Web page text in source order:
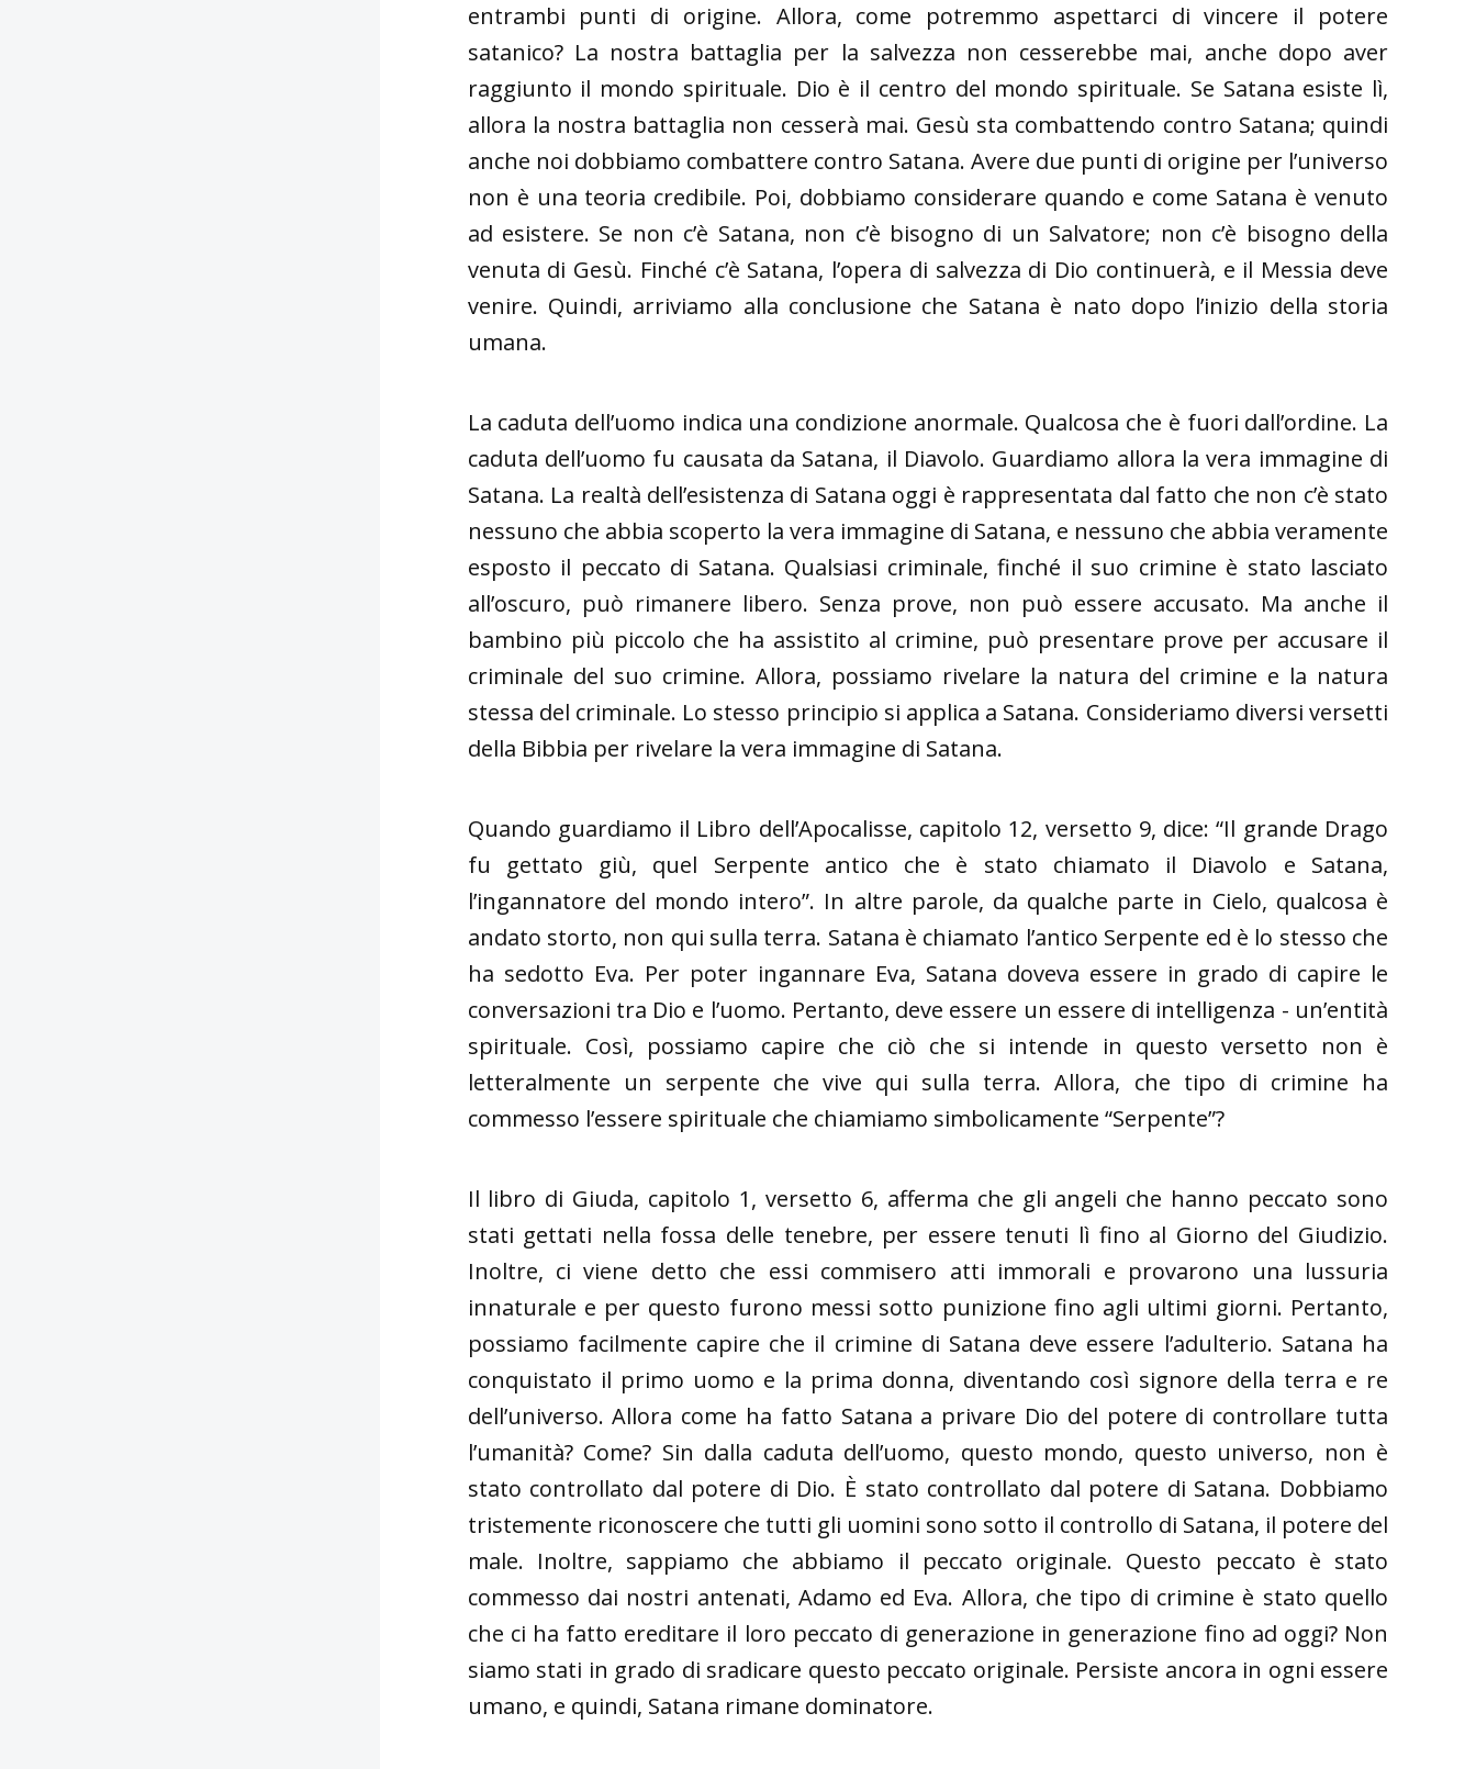
entrambi punti di origine. Allora, come potremmo aspettarci di vincere il potere
satanico? La nostra battaglia per la salvezza non cesserebbe mai, anche dopo aver
raggiunto il mondo spirituale. Dio è il centro del mondo spirituale. Se Satana esiste lì,
allora la nostra battaglia non cesserà mai. Gesù sta combattendo contro Satana; quindi
anche noi dobbiamo combattere contro Satana. Avere due punti di origine per l’universo
non è una teoria credibile. Poi, dobbiamo considerare quando e come Satana è venuto
ad esistere. Se non c’è Satana, non c’è bisogno di un Salvatore; non c’è bisogno della
venuta di Gesù. Finché c’è Satana, l’opera di salvezza di Dio continuerà, e il Messia deve
venire. Quindi, arriviamo alla conclusione che Satana è nato dopo l’inizio della storia
umana.
La caduta dell’uomo indica una condizione anormale. Qualcosa che è fuori dall’ordine. La
caduta dell’uomo fu causata da Satana, il Diavolo. Guardiamo allora la vera immagine di
Satana. La realtà dell’esistenza di Satana oggi è rappresentata dal fatto che non c’è stato
nessuno che abbia scoperto la vera immagine di Satana, e nessuno che abbia veramente
esposto il peccato di Satana. Qualsiasi criminale, finché il suo crimine è stato lasciato
all’oscuro, può rimanere libero. Senza prove, non può essere accusato. Ma anche il
bambino più piccolo che ha assistito al crimine, può presentare prove per accusare il
criminale del suo crimine. Allora, possiamo rivelare la natura del crimine e la natura
stessa del criminale. Lo stesso principio si applica a Satana. Consideriamo diversi versetti
della Bibbia per rivelare la vera immagine di Satana.
Quando guardiamo il Libro dell’Apocalisse, capitolo 12, versetto 9, dice: “Il grande Drago
fu gettato giù, quel Serpente antico che è stato chiamato il Diavolo e Satana,
l’ingannatore del mondo intero”. In altre parole, da qualche parte in Cielo, qualcosa è
andato storto, non qui sulla terra. Satana è chiamato l’antico Serpente ed è lo stesso che
ha sedotto Eva. Per poter ingannare Eva, Satana doveva essere in grado di capire le
conversazioni tra Dio e l’uomo. Pertanto, deve essere un essere di intelligenza - un’entità
spirituale. Così, possiamo capire che ciò che si intende in questo versetto non è
letteralmente un serpente che vive qui sulla terra. Allora, che tipo di crimine ha
commesso l’essere spirituale che chiamiamo simbolicamente “Serpente”?
Il libro di Giuda, capitolo 1, versetto 6, afferma che gli angeli che hanno peccato sono
stati gettati nella fossa delle tenebre, per essere tenuti lì fino al Giorno del Giudizio.
Inoltre, ci viene detto che essi commisero atti immorali e provarono una lussuria
innaturale e per questo furono messi sotto punizione fino agli ultimi giorni. Pertanto,
possiamo facilmente capire che il crimine di Satana deve essere l’adulterio. Satana ha
conquistato il primo uomo e la prima donna, diventando così signore della terra e re
dell’universo. Allora come ha fatto Satana a privare Dio del potere di controllare tutta
l’umanità? Come? Sin dalla caduta dell’uomo, questo mondo, questo universo, non è
stato controllato dal potere di Dio. È stato controllato dal potere di Satana. Dobbiamo
tristemente riconoscere che tutti gli uomini sono sotto il controllo di Satana, il potere del
male. Inoltre, sappiamo che abbiamo il peccato originale. Questo peccato è stato
commesso dai nostri antenati, Adamo ed Eva. Allora, che tipo di crimine è stato quello
che ci ha fatto ereditare il loro peccato di generazione in generazione fino ad oggi? Non
siamo stati in grado di sradicare questo peccato originale. Persiste ancora in ogni essere
umano, e quindi, Satana rimane dominatore.